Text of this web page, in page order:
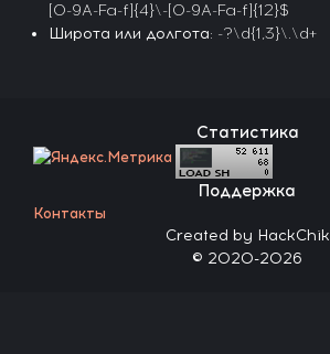
[0-9A-Fa-f]{4}\-[0-9A-Fa-f]{12}$
Широта или долгота: -?\d{1,3}\.\d+
Статистика
Поддержка
Контакты
Created by HackChik
© 2020-2026